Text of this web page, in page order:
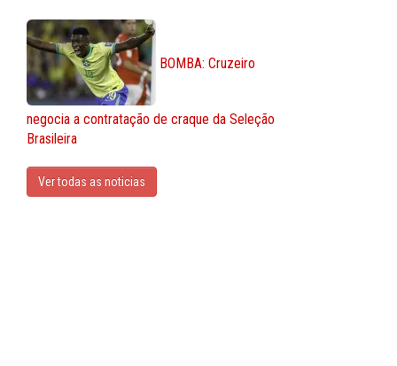
BOMBA: Cruzeiro
negocia a contratação de craque da Seleção
Brasileira
Ver todas as noticias